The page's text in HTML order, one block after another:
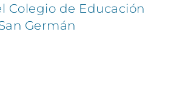
Colegio de Educación
Germán